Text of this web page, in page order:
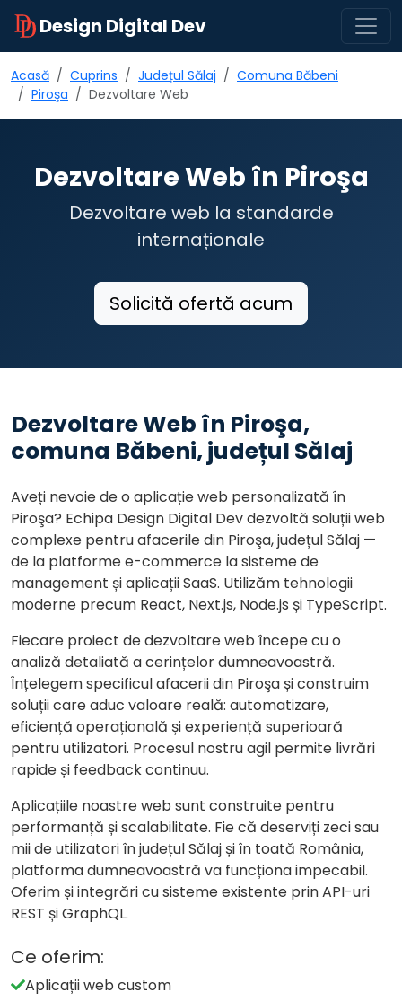
Design Digital Dev
Acasă Cuprins Județul Sălaj
Comuna Băbeni
Piroşa
Dezvoltare Web
Dezvoltare Web în Piroşa
Dezvoltare web la standarde
internaționale
Solicită ofertă acum
Dezvoltare Web în Piroşa,
comuna Băbeni, județul Sălaj
Aveți nevoie de o aplicație web personalizată în
Piroşa? Echipa Design Digital Dev dezvoltă soluții web
complexe pentru afacerile din Piroşa, județul Sălaj —
de la platforme e-commerce la sisteme de
management și aplicații SaaS. Utilizăm tehnologii
moderne precum React, Next.js, Node.js și TypeScript.
Fiecare proiect de dezvoltare web începe cu o
analiză detaliată a cerințelor dumneavoastră.
Înțelegem specificul afacerii din Piroşa și construim
soluții care aduc valoare reală: automatizare,
eficiență operațională și experiență superioară
pentru utilizatori. Procesul nostru agil permite livrări
rapide și feedback continuu.
Aplicațiile noastre web sunt construite pentru
performanță și scalabilitate. Fie că deserviți zeci sau
mii de utilizatori în județul Sălaj și în toată România,
platforma dumneavoastră va funcționa impecabil.
Oferim și integrări cu sisteme existente prin API-uri
REST și GraphQL.
Ce oferim:
Aplicații web custom